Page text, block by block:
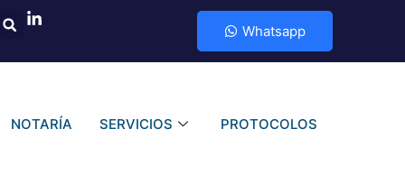
Whatsapp
NOTARÍA SERVICIOS PROTOCOLOS